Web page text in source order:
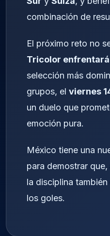
combinación de
El próximo reto no
Tricolor
selección más
grupos, el viernes
un duelo que
emoción pura.
México tiene una
para demostrar
la disciplina
los goles.